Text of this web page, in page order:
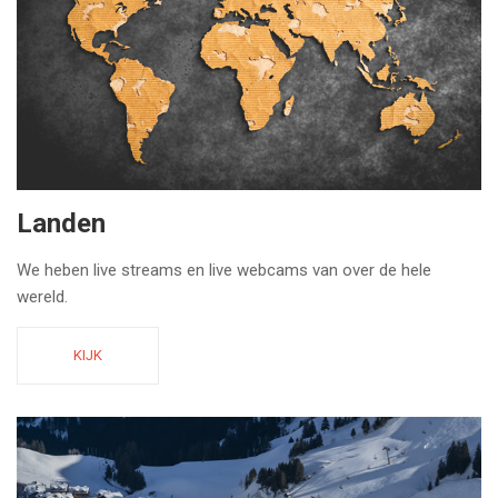
Landen
We heben live streams en live webcams van over de hele
wereld.
KIJK